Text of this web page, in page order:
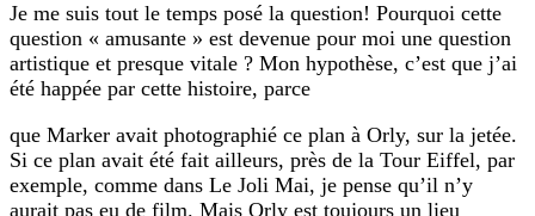
Je me suis tout le temps posé la question! Pourquoi cette
question « amusante » est devenue pour moi une question
artistique et presque vitale ? Mon hypothèse, c’est que j’ai
été happée par cette histoire, parce
que Marker avait photographié ce plan à Orly, sur la jetée.
Si ce plan avait été fait ailleurs, près de la Tour Eiffel, par
exemple, comme dans Le Joli Mai, je pense qu’il n’y
aurait pas eu de film. Mais Orly est toujours un lieu